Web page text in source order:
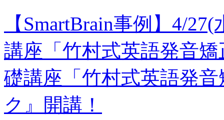
【SmartBrain事例】4/
講座「竹村式英語発音
礎講座「竹村式英語発
ク』開講！